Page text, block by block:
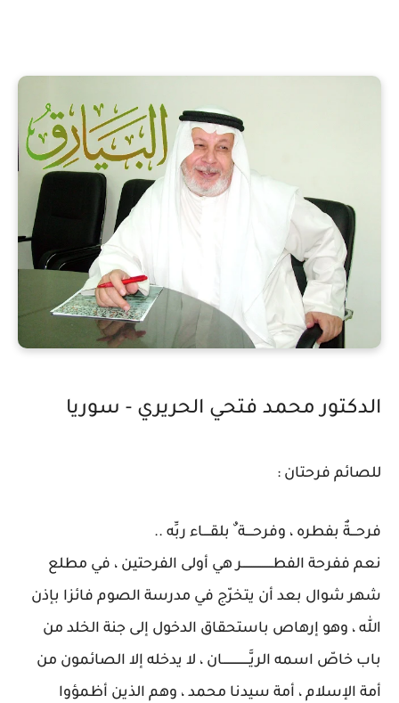
الدكتور محمد فتحي الحريري - سوريا
للصائم فرحتان :
فرحـــةٌ بفطره ، وفرحــــة ٌ بلقــــاء ربِّه ..
نعم ففرحة الفطـــــــــــــــــر هي أولى الفرحتين ، في مطلع
شهر شوال بعد أن يتخرّج في مدرسة الصوم فائزا بإذن
الله ، وهو إرهاص باستحقاق الدخول إلى جنة الخلد من
باب خاصّ اسمه الريَّـــــــــــــــان ، لا يدخله إلا الصائمون من
أمة الإسلام ، أمة سيدنا محمد ، وهم الذين أظمؤوا